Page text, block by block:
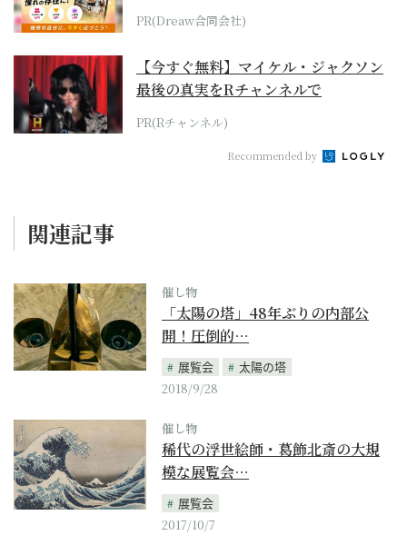
PR(Dreaw合同会社)
【今すぐ無料】マイケル・ジャクソン
最後の真実をRチャンネルで
PR(Rチャンネル)
Recommended by
関連記事
催し物
「太陽の塔」48年ぶりの内部公
開！圧倒的…
展覧会
太陽の塔
2018/9/28
催し物
稀代の浮世絵師・葛飾北斎の大規
模な展覧会…
展覧会
2017/10/7